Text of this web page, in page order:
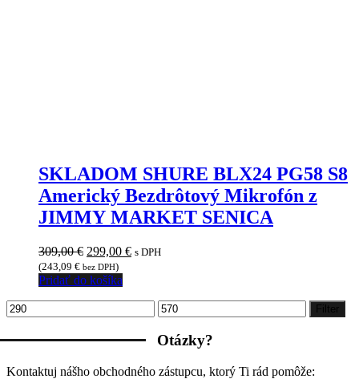
SKLADOM SHURE BLX24 PG58 S8
Americký Bezdrôtový Mikrofón z
JIMMY MARKET SENICA
309,00€ Pôvodná
cena
bola:
299,00 €Aktuálna
s DPH
(243,09 € bez DPH)
Pridať do košíka
Minimálna
cena
Maximálna
cena
Filter
Otázky?
Kontaktuj nášho obchodného zástupcu, ktorý Ti rád pomôže: